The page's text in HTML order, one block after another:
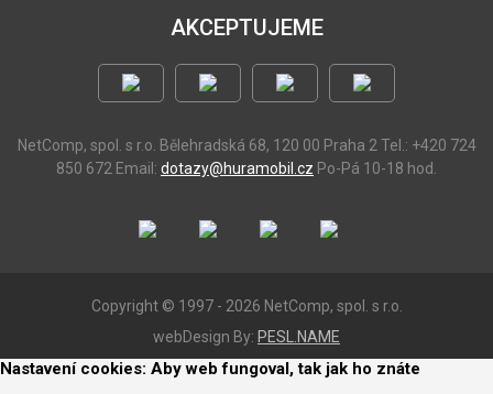
AKCEPTUJEME
NetComp, spol. s r.o. Bělehradská 68, 120 00 Praha 2 Tel.: +420 724
850 672 Email: dotazy@huramobil.cz Po-Pá 10-18 hod.
Copyright © 1997 - 2026 NetComp, spol. s r.o.
webDesign By: PESL.NAME
Nastavení cookies: Aby web fungoval, tak jak ho znáte